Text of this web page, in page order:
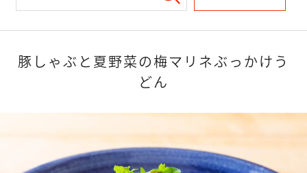
豚しゃぶと夏野菜の梅マリネぶっかけう
どん